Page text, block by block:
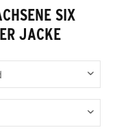
SIX
JACKE